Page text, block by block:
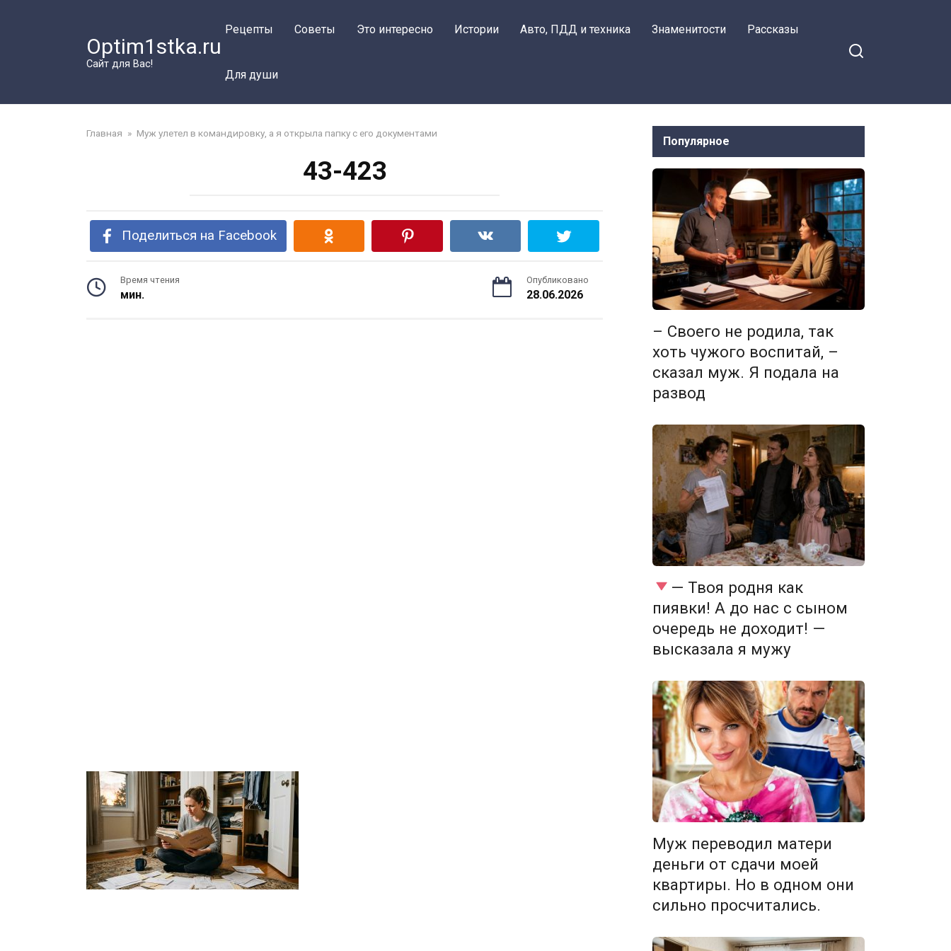
Optim1stka.ru
Сайт для Вас!
Рецепты Советы Это интересно Истории Авто, ПДД и техника Знаменитости Рассказы
Для души
Главная » Муж улетел в командировку, а я открыла папку с его документами
43-423
Поделиться на Facebook
Время чтения
мин.
Опубликовано
28.06.2026
Популярное
– Своего не родила, так
хоть чужого воспитай, –
сказал муж. Я подала на
развод
— Твоя родня как
пиявки! А до нас с сыном
очередь не доходит! —
высказала я мужу
Муж переводил матери
деньги от сдачи моей
квартиры. Но в одном они
сильно просчитались.